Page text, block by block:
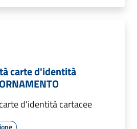
carte d'identità
d'identità cartacee